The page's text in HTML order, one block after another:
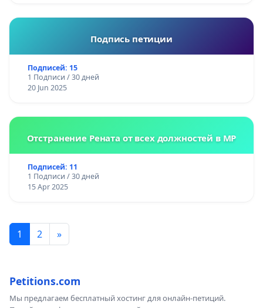
Подпись петиции
Подписей: 15
1 Подписи / 30 дней
20 Jun 2025
Отстранение Рената от всех должностей в МР
Подписей: 11
1 Подписи / 30 дней
15 Apr 2025
1 2 »
Petitions.com
Мы предлагаем бесплатный хостинг для онлайн-петиций.